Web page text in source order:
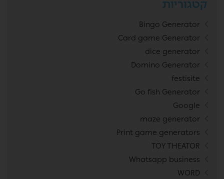
קטגוריות
Bingo Generator
Card game Generator
dice generator
Domino Generator
festisite
Go fish Generator
Google
maze generator
Print game generators
TOY THEATOR
Whatsapp business
WORD